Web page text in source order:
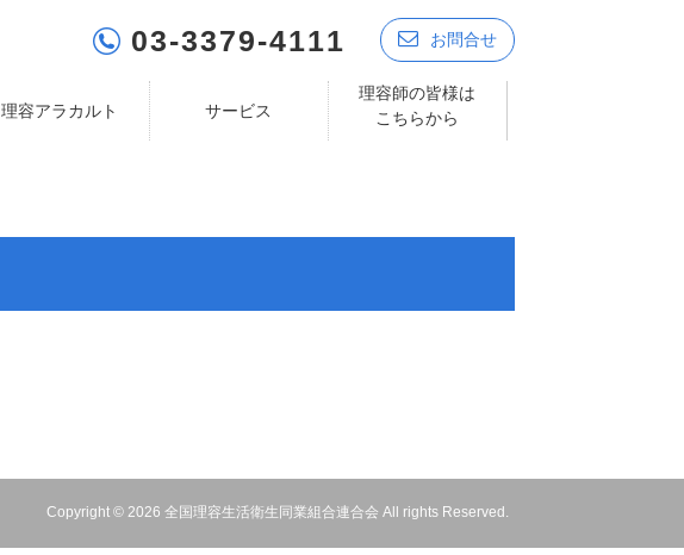
03-3379-4111 お問合せ
理容アラカルト サービス
理容師の皆様は
こちらから
Copyright © 2026 全国理容生活衛生同業組合連合会 All rights Reserved.